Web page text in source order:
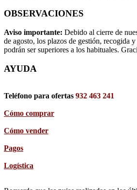
OBSERVACIONES
Aviso importante: Debido al cierre de
de agosto, los plazos de gestión, recogida
podrán ser superiores a los habituales.
AYUDA
Teléfono para ofertas 932 463 241
Cómo comprar
Cómo vender
Pagos
Logística